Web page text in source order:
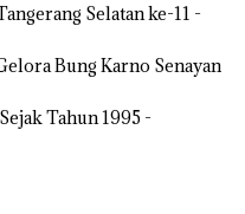
Selatan ke-11 -
Bung Karno Senayan
Tahun 1995 -